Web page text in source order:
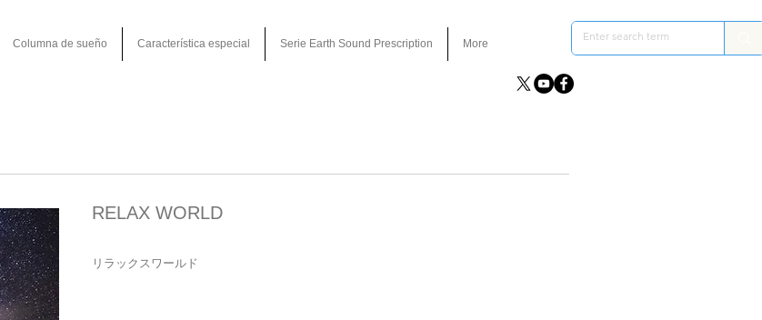
Columna de sueño Característica especial Serie Earth Sound Prescription More
RELAX WORLD
リラックスワールド